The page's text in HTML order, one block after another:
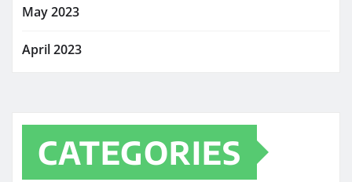
May 2023
April 2023
CATEGORIES